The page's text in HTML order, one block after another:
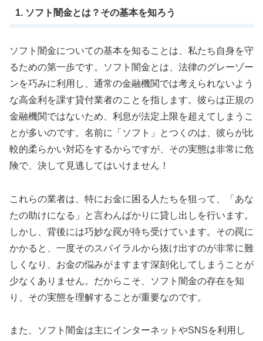
1. ソフト闇金とは？その基本を知ろう
ソフト闇金についての基本を知ることは、私たち自身を守
るための第一歩です。ソフト闇金とは、法律のグレーゾー
ンを巧みに利用し、通常の金融機関では考えられないよう
な高金利を課す貸付業者のことを指します。彼らは正規の
金融機関ではないため、利息が法定上限を超えてしまうこ
とが多いのです。名前に「ソフト」とつくのは、彼らが比
較的柔らかい対応をするからですが、その実態は非常に危
険で、決して見逃してはいけません！
これらの業者は、特にお金に困る人たちを狙って、「あな
たの助けになる」と言わんばかりに貸し出しを行います。
しかし、背後には巧妙な罠が待ち受けています。その罠に
かかると、一度そのスパイラルから抜け出すのが非常に難
しくなり、お金の悩みがますます深刻化してしまうことが
少なくありません。だからこそ、ソフト闇金の存在を知
り、その実態を理解することが重要なのです。
また、ソフト闇金は主にインターネットやSNSを利用し